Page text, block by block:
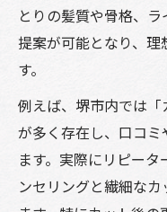
とりの髪質や骨格、
提案が可能となり、
す。
例えば、堺市内では
が多く存在し、口コ
ます。実際にリピー
ンセリングと繊細な